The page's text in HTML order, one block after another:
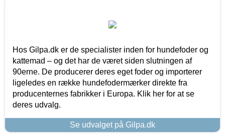
Hos Gilpa.dk er de specialister inden for hundefoder og
kattemad – og det har de været siden slutningen af
90erne. De producerer deres eget foder og importerer
ligeledes en række hundefodermærker direkte fra
producenternes fabrikker i Europa. Klik her for at se
deres udvalg.
Se udvalget på Gilpa.dk